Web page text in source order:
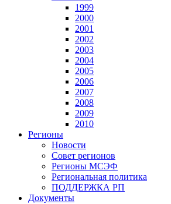
1999
2000
2001
2002
2003
2004
2005
2006
2007
2008
2009
2010
Регионы
Новости
Совет регионов
Регионы МСЭФ
Региональная политика
ПОДДЕРЖКА РП
Документы